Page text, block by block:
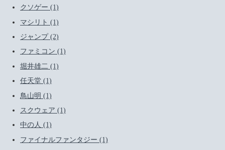
クソゲー (1)
マシリト (1)
ジャンプ (2)
ファミコン (1)
堀井雄二 (1)
任天堂 (1)
鳥山明 (1)
スクウェア (1)
中の人 (1)
ファイナルファンタジー (1)